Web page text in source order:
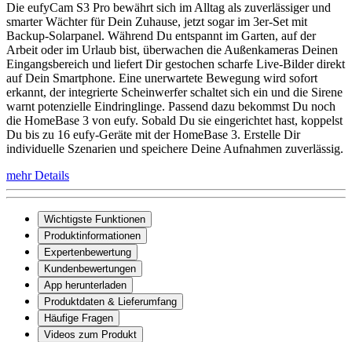
Die eufyCam S3 Pro bewährt sich im Alltag als zuverlässiger und
smarter Wächter für Dein Zuhause, jetzt sogar im 3er-Set mit
Backup-Solarpanel. Während Du entspannt im Garten, auf der
Arbeit oder im Urlaub bist, überwachen die Außenkameras Deinen
Eingangsbereich und liefert Dir gestochen scharfe Live-Bilder direkt
auf Dein Smartphone. Eine unerwartete Bewegung wird sofort
erkannt, der integrierte Scheinwerfer schaltet sich ein und die Sirene
warnt potenzielle Eindringlinge. Passend dazu bekommst Du noch
die HomeBase 3 von eufy. Sobald Du sie eingerichtet hast, koppelst
Du bis zu 16 eufy-Geräte mit der HomeBase 3. Erstelle Dir
individuelle Szenarien und speichere Deine Aufnahmen zuverlässig.
mehr Details
Wichtigste Funktionen
Produktinformationen
Expertenbewertung
Kundenbewertungen
App herunterladen
Produktdaten & Lieferumfang
Häufige Fragen
Videos zum Produkt